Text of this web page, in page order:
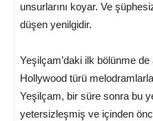
unsurlarını koyar. Ve
düşen yenilgidir.
Yeşilçam’daki ilk bölünme de
Hollywood türü
Yeşilçam, bir süre sonra bu
yetersizleşmiş ve içinden